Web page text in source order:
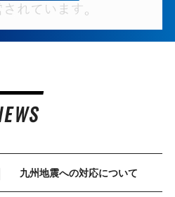
九州地震への対応について